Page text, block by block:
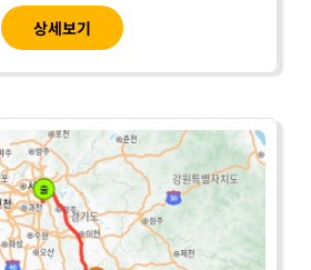
상세보기